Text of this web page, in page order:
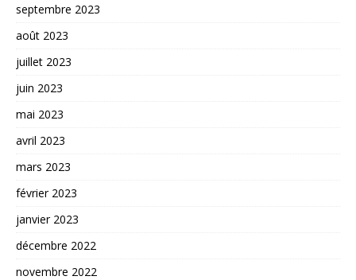
septembre 2023
août 2023
juillet 2023
juin 2023
mai 2023
avril 2023
mars 2023
février 2023
janvier 2023
décembre 2022
novembre 2022